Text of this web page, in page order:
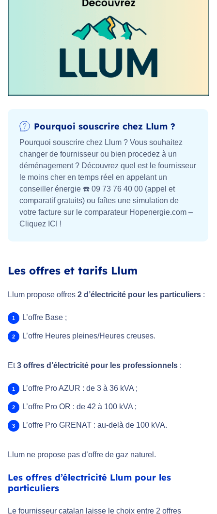
Pourquoi souscrire chez Llum ?
Pourquoi souscrire chez Llum ? Vous souhaitez
changer de fournisseur ou bien procedez à un
déménagement ? Découvrez quel est le fournisseur
le moins cher en temps réel en appelant un
conseiller énergie ☎️ 09 73 76 40 00 (appel et
comparatif gratuits) ou faîtes une simulation de
votre facture sur le comparateur Hopenergie.com –
Cliquez ICI !
Les offres et tarifs Llum
Llum propose offres 2 d’électricité pour les particuliers :
L’offre Base ;
L’offre Heures pleines/Heures creuses.
Et3 offres d’électricité pour les professionnels :
L’offre Pro AZUR : de 3 à 36 kVA ;
L’offre Pro OR : de 42 à 100 kVA ;
L’offre Pro GRENAT : au-delà de 100 kVA.
Llum ne propose pas d’offre de gaz naturel.
Les offres d’électricité Llum pour les
particuliers
Le fournisseur catalan laisse le choix entre 2 offres